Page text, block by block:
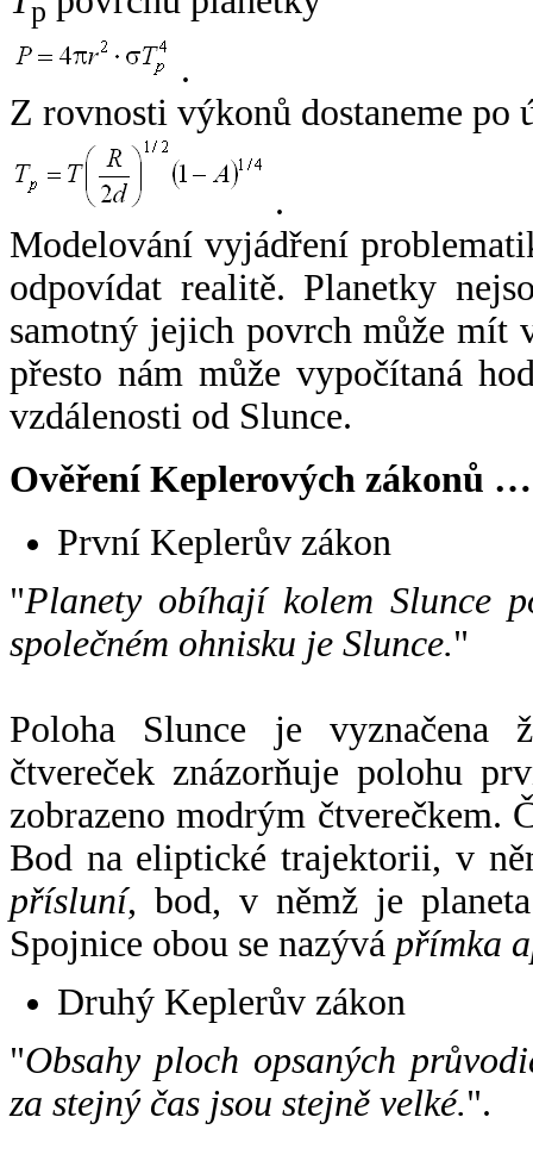
p
.
Z rovnosti výkonů dostaneme po
.
Modelování vyjádření
odpovídat realitě. Planetky
samotný jejich povrch může mít
přesto nám může vypočítaná
vzdálenosti od Slunce.
Ověření Keplerových zákonů …
První Keplerův zákon
"Planety obíhají kolem Slunce
společném ohnisku je Slunce."
Poloha Slunce je vyznačena
čtvereček znázorňuje polohu
zobrazeno modrým čtverečkem.
Bod na eliptické trajektorii, v
přísluní, bod, v němž je
Spojnice obou se nazývá přímka
Druhý Keplerův zákon
"Obsahy ploch opsaných
za stejný čas jsou stejně velké.".